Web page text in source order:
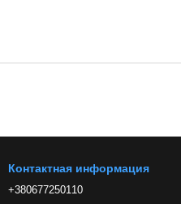
Контактная информация
+380677250110